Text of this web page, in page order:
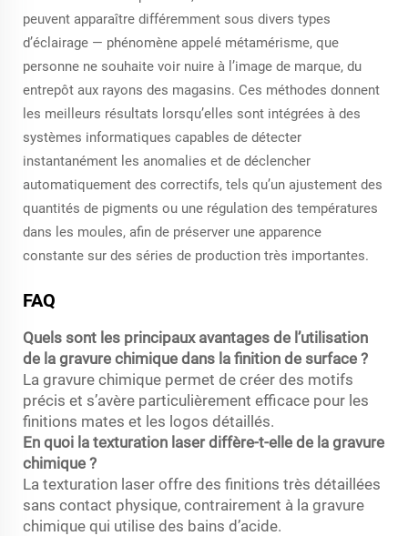
peuvent apparaître différemment sous divers types
d’éclairage — phénomène appelé métamérisme, que
personne ne souhaite voir nuire à l’image de marque, du
entrepôt aux rayons des magasins. Ces méthodes donnent
les meilleurs résultats lorsqu’elles sont intégrées à des
systèmes informatiques capables de détecter
instantanément les anomalies et de déclencher
automatiquement des correctifs, tels qu’un ajustement des
quantités de pigments ou une régulation des températures
dans les moules, afin de préserver une apparence
constante sur des séries de production très importantes.
FAQ
Quels sont les principaux avantages de l’utilisation
de la gravure chimique dans la finition de surface ?
La gravure chimique permet de créer des motifs
précis et s’avère particulièrement efficace pour les
finitions mates et les logos détaillés.
En quoi la texturation laser diffère-t-elle de la gravure
chimique ?
La texturation laser offre des finitions très détaillées
sans contact physique, contrairement à la gravure
chimique qui utilise des bains d’acide.